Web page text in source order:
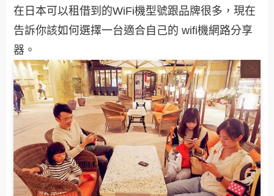
在日本可以租借到的WiFi機型號跟品牌很多，現在
告訴你該如何選擇一台適合自己的 wifi機網路分享
器。